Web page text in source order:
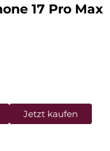
17 Pro Max
Jetzt kaufen